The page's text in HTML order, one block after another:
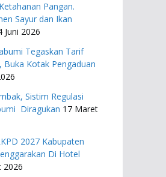
Pangan.
Sayur dan Ikan
Juni 2026
Tegaskan Tarif
Buka Kotak Pengaduan
Sistim Regulasi
Diragukan 17 Maret
2027 ​Kabupaten
Di Hotel
2026